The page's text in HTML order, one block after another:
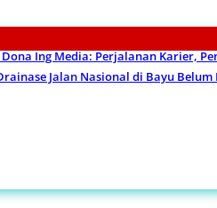
Ing Media: Perjalanan Karier,
Jalan Nasional di Bayu Belum